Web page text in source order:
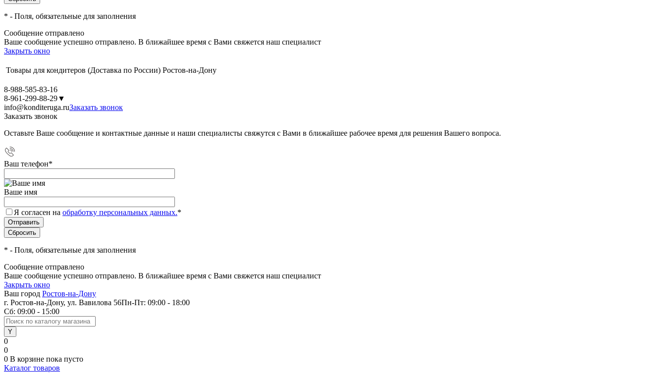
* - Поля, обязательные для заполнения
Сообщение отправлено
Ваше сообщение успешно отправлено. В ближайшее время с Вами свяжется наш специалист
Закрыть окно
Товары для кондитеров (Доставка по России) Ростов-на-Дону
8-988-585-83-16
8-961-299-88-29▼
info@konditeruga.ruЗаказать звонок
Заказать звонок
Оставьте Ваше сообщение и контактные данные и наши специалисты свяжутся с Вами в ближайшее рабочее время для решения Вашего вопроса.
Ваш телефон*
Ваше имя
Я согласен на обработку персональных данных.*
* - Поля, обязательные для заполнения
Сообщение отправлено
Ваше сообщение успешно отправлено. В ближайшее время с Вами свяжется наш специалист
Закрыть окно
Ваш город Ростов-на-Дону
г. Ростов-на-Дону, ул. Вавилова 56Пн-Пт: 09:00 - 18:00
Сб: 09:00 - 15:00
0
0
0 В корзине пока пусто
Каталог товаров